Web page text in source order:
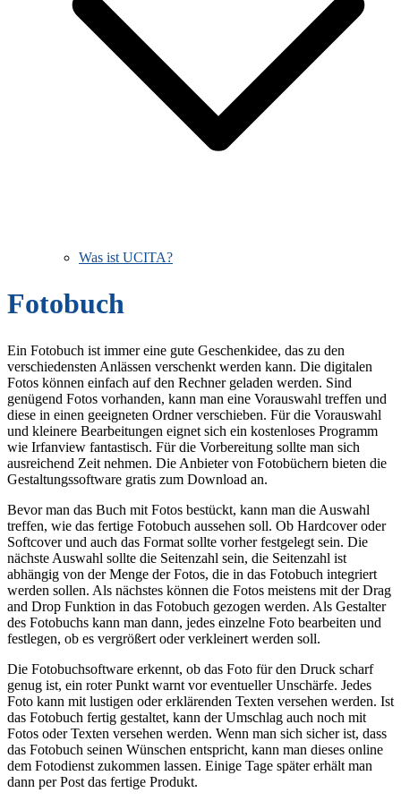
Was ist UCITA?
Fotobuch
Ein Fotobuch ist immer eine gute Geschenkidee, das zu den
verschiedensten Anlässen verschenkt werden kann. Die digitalen
Fotos können einfach auf den Rechner geladen werden. Sind
genügend Fotos vorhanden, kann man eine Vorauswahl treffen und
diese in einen geeigneten Ordner verschieben. Für die Vorauswahl
und kleinere Bearbeitungen eignet sich ein kostenloses Programm
wie Irfanview fantastisch. Für die Vorbereitung sollte man sich
ausreichend Zeit nehmen. Die Anbieter von Fotobüchern bieten die
Gestaltungssoftware gratis zum Download an.
Bevor man das Buch mit Fotos bestückt, kann man die Auswahl
treffen, wie das fertige Fotobuch aussehen soll. Ob Hardcover oder
Softcover und auch das Format sollte vorher festgelegt sein. Die
nächste Auswahl sollte die Seitenzahl sein, die Seitenzahl ist
abhängig von der Menge der Fotos, die in das Fotobuch integriert
werden sollen. Als nächstes können die Fotos meistens mit der Drag
and Drop Funktion in das Fotobuch gezogen werden. Als Gestalter
des Fotobuchs kann man dann, jedes einzelne Foto bearbeiten und
festlegen, ob es vergrößert oder verkleinert werden soll.
Die Fotobuchsoftware erkennt, ob das Foto für den Druck scharf
genug ist, ein roter Punkt warnt vor eventueller Unschärfe. Jedes
Foto kann mit lustigen oder erklärenden Texten versehen werden. Ist
das Fotobuch fertig gestaltet, kann der Umschlag auch noch mit
Fotos oder Texten versehen werden. Wenn man sich sicher ist, dass
das Fotobuch seinen Wünschen entspricht, kann man dieses online
dem Fotodienst zukommen lassen. Einige Tage später erhält man
dann per Post das fertige Produkt.